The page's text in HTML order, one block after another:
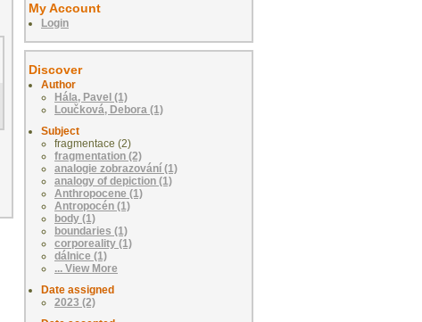
My Account
Login
Discover
Author
Hála, Pavel (1)
Loučková, Debora (1)
Subject
fragmentace (2)
fragmentation (2)
analogie zobrazování (1)
analogy of depiction (1)
Anthropocene (1)
Antropocén (1)
body (1)
boundaries (1)
corporeality (1)
dálnice (1)
... View More
Date assigned
2023 (2)